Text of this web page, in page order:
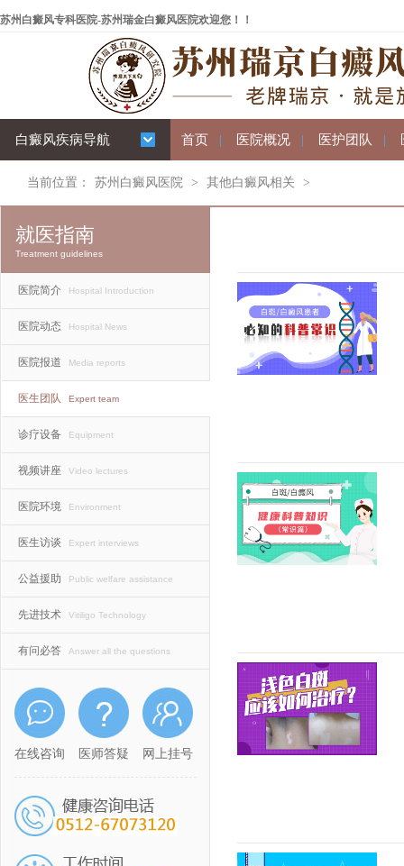
苏州白癜风专科医院-苏州瑞金白癜风医院欢迎您！！
白癜风疾病导航 首页 | 医院概况 | 医护团队 |
当前位置： 苏州白癜风医院 > 其他白癜风相关 >
就医指南
Treatment guidelines
医院简介 Hospital Introduction
医院动态 Hospital News
医院报道 Media reports
医生团队 Expert team
诊疗设备 Equipment
视频讲座 Video lectures
医院环境 Environment
医生访谈 Expert interviews
公益援助 Public welfare assistance
先进技术 Vitiligo Technology
有问必答 Answer all the questions
在线咨询 医师答疑 网上挂号